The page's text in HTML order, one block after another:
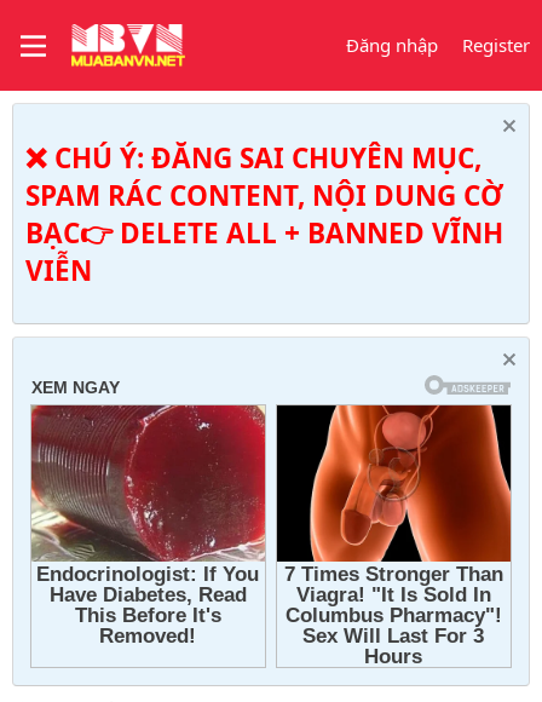
Đăng nhập Register
❌ CHÚ Ý: ĐĂNG SAI CHUYÊN MỤC,
SPAM RÁC CONTENT, NỘI DUNG CỜ
BẠC👉 DELETE ALL + BANNED VĨNH
VIỄN